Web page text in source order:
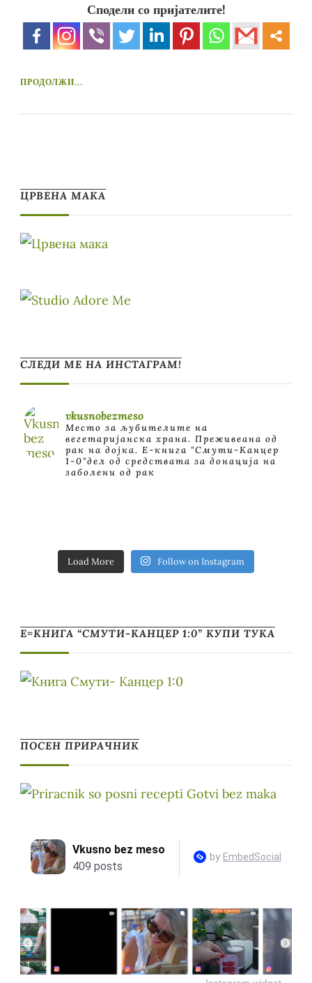
Сподели со пријателите!
ПРОДОЛЖИ...
ЦРВЕНА МАКА
СЛЕДИ МЕ НА ИНСТАГРАМ!
vkusnobezmeso
Место за љубителите на
вегетаријанска храна. Преживеана од
рак на дојка. E-книга "Смути-Канцер
1-0"дел од средствата за донација на
заболени од рак
Load More Follow on Instagram
Е=КНИГА “СМУТИ-КАНЦЕР 1:0” КУПИ ТУКА
ПОСЕН ПРИРАЧНИК